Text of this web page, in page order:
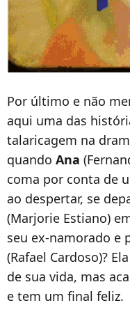
Por último e não
aqui uma das
talaricagem na
quando Ana
coma por conta de
ao despertar, se
(Marjorie Estiano)
seu ex-namorado e
(Rafael Cardoso)?
de sua vida, mas
e tem um final feliz.